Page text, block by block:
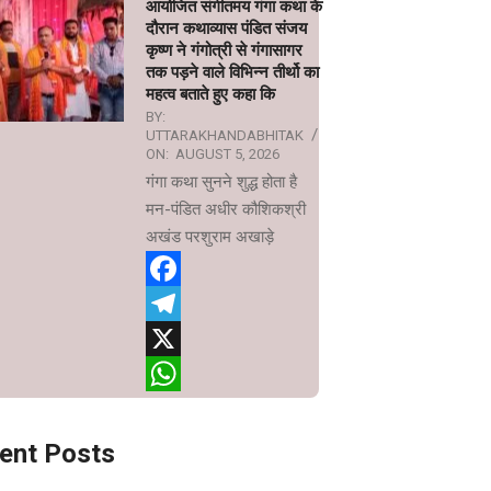
आयोजित संगीतमय गंगा कथा के
दौरान कथाव्यास पंडित संजय
कृष्ण ने गंगोत्री से गंगासागर
तक पड़ने वाले विभिन्न तीर्थो का
महत्व बताते हुए कहा कि
BY:
UTTARAKHANDABHITAK
ON: AUGUST 5, 2026
गंगा कथा सुनने शुद्ध होता है
मन-पंडित अधीर कौशिकश्री
अखंड परशुराम अखाड़े
Facebook
Telegram
X
Posts